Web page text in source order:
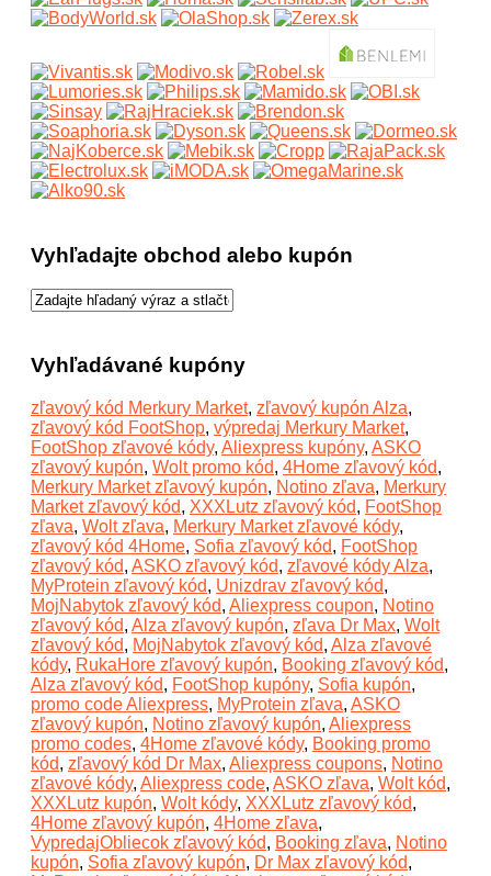
Vyhľadajte obchod alebo kupón
Vyhľadávané kupóny
zľavový kód Merkury Market, zľavový kupón Alza,
zľavový kód FootShop, výpredaj Merkury Market,
FootShop zľavové kódy, Aliexpress kupóny, ASKO
zľavový kupón, Wolt promo kód, 4Home zľavový kód,
Merkury Market zľavový kupón, Notino zľava, Merkury
Market zľavový kód, XXXLutz zľavový kód, FootShop
zľava, Wolt zľava, Merkury Market zľavové kódy,
zľavový kód 4Home, Sofia zľavový kód, FootShop
zľavový kód, ASKO zľavový kód, zľavové kódy Alza,
MyProtein zľavový kód, Unizdrav zľavový kód,
MojNabytok zľavový kód, Aliexpress coupon, Notino
zľavový kód, Alza zľavový kupón, zľava Dr Max, Wolt
zľavový kód, MojNabytok zľavový kód, Alza zľavové
kódy, RukaHore zľavový kupón, Booking zľavový kód,
Alza zľavový kód, FootShop kupóny, Sofia kupón,
promo code Aliexpress, MyProtein zľava, ASKO
zľavový kupón, Notino zľavový kupón, Aliexpress
promo codes, 4Home zľavové kódy, Booking promo
kód, zľavový kód Dr Max, Aliexpress coupons, Notino
zľavové kódy, Aliexpress code, ASKO zľava, Wolt kód,
XXXLutz kupón, Wolt kódy, XXXLutz zľavový kód,
4Home zľavový kupón, 4Home zľava,
VypredajObliecok zľavový kód, Booking zľava, Notino
kupón, Sofia zľavový kupón, Dr Max zľavový kód,